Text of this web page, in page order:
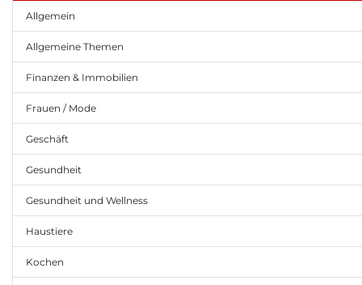
Allgemein
Allgemeine Themen
Finanzen & Immobilien
Frauen / Mode
Geschäft
Gesundheit
Gesundheit und Wellness
Haustiere
Kochen